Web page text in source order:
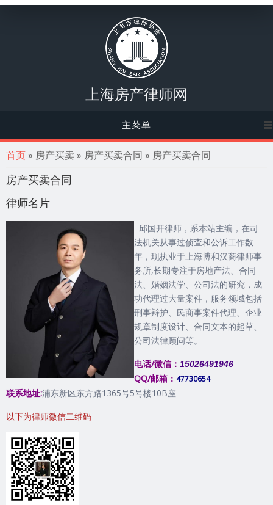
上海房产律师网
主菜单
你在这里
首页» 房产买卖 » 房产买卖合同 » 房产买卖合同
房产买卖合同
律师名片
邱国开律师，系本站主编，在司
法机关从事过侦查和公诉工作数
年，现执业于上海博和汉商律师事
务所,长期专注于房地产法、合同
法、婚姻法学、公司法的研究，成
功代理过大量案件，服务领域包括
刑事辩护、民商事案件代理、企业
规章制度设计、合同文本的起草、
公司法律顾问等。
电话/微信： 15026491946
QQ/邮箱： 47730654
联系地址:浦东新区东方路1365号5号楼10B座
以下为律师微信二维码